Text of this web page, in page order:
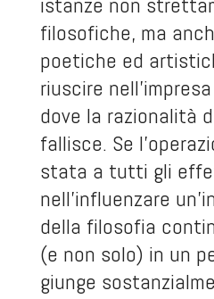
filosofiche, ma
poetiche ed
riuscire
dove la razionalità
fallisce. Se
stata a tutti gli
nell’influenzare
della filosofia
(e non solo) in un
giunge